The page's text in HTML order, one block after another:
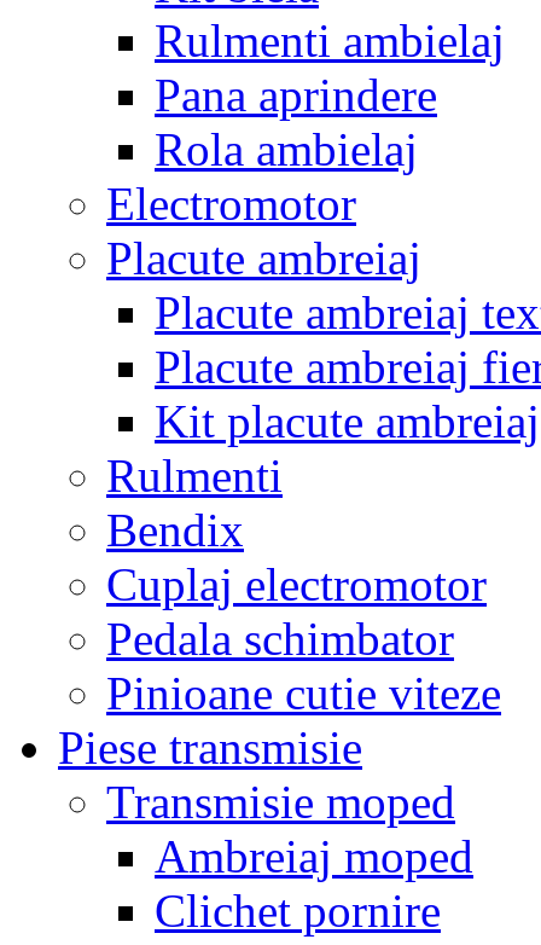
Rulmenti ambielaj
Pana aprindere
Rola ambielaj
Electromotor
Placute ambreiaj
Placute ambreiaj
Placute ambreiaj
Kit placute ambreiaj
Rulmenti
Bendix
Cuplaj electromotor
Pedala schimbator
Pinioane cutie viteze
Piese transmisie
Transmisie moped
Ambreiaj moped
Clichet pornire